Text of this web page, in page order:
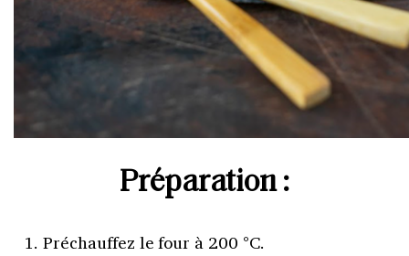
Préparation :
Préchauffez le four à 200 °C.